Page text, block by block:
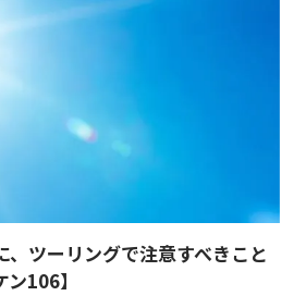
、ツーリングで注意すべきこと
106】